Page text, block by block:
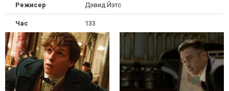
Режисер Дэвид Йэтс
Час 133